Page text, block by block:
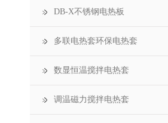
DB-X不锈钢电热板
多联电热套环保电热套
数显恒温搅拌电热套
调温磁力搅拌电热套